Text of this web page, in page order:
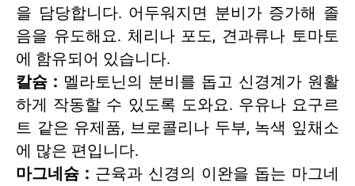
을 담당합니다. 어두워지면 분비가 증가해 졸
음을 유도해요. 체리나 포도, 견과류나 토마토
에 함유되어 있습니다.
칼슘 : 멜라토닌의 분비를 돕고 신경계가 원활
하게 작동할 수 있도록 도와요. 우유나 요구르
트 같은 유제품, 브로콜리나 두부, 녹색 잎채소
에 많은 편입니다.
마그네슘 : 근육과 신경의 이완을 돕는 마그네